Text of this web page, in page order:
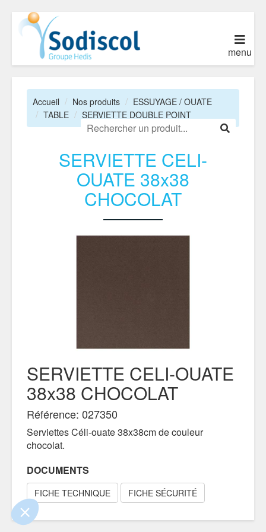
que le contenu de ce site vous intéresse
mais on aimerait bien vous accompagner
certifiés par
Je choisis OK pour moi
menu
Accueil Nos produits
ESSUYAGE / OUATE
TABLE
SERVIETTE DOUBLE POINT
SERVIETTE CELI-
OUATE 38x38
CHOCOLAT
SERVIETTE CELI-OUATE
38x38 CHOCOLAT
Référence: 027350
Serviettes Céli-ouate 38x38cm de couleur
chocolat.
DOCUMENTS
FICHE TECHNIQUE FICHE SÉCURITÉ